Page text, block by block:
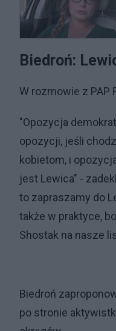
Biedroń:
W rozmowie z PAP
"Opozycja
opozycji, jeśli
kobietom, i
jest Lewica" -
to zapraszamy do
także w praktyce,
Shostak na nasze
Biedroń
po stronie